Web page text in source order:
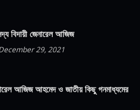
বিদায়ী জেনারেল আজিজ
29, 2021
আজিজ আহমেদ ও জাতীয় কিছু গনমাধ্যমের